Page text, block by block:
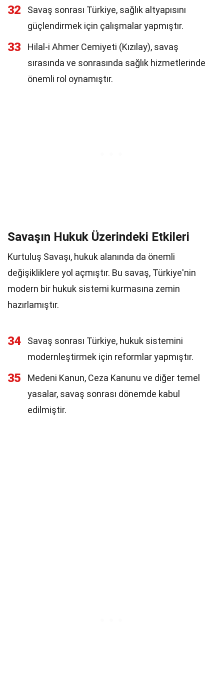
32
Savaş sonrası Türkiye, sağlık altyapısını
güçlendirmek için çalışmalar yapmıştır.
33
Hilal-i Ahmer Cemiyeti (Kızılay), savaş
sırasında ve sonrasında sağlık hizmetlerinde
önemli rol oynamıştır.
Savaşın Hukuk Üzerindeki Etkileri
Kurtuluş Savaşı, hukuk alanında da önemli
değişikliklere yol açmıştır. Bu savaş, Türkiye'nin
modern bir hukuk sistemi kurmasına zemin
hazırlamıştır.
34
Savaş sonrası Türkiye, hukuk sistemini
modernleştirmek için reformlar yapmıştır.
35
Medeni Kanun, Ceza Kanunu ve diğer temel
yasalar, savaş sonrası dönemde kabul
edilmiştir.